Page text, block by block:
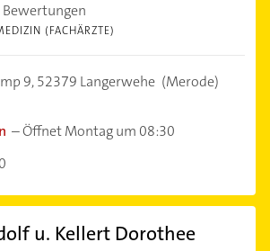
Bewertungen
(FACHÄRZTE)
9,52379 Langerwehe (Merode)
–Öffnet Montag um 08:30
u. Kellert Dorothee